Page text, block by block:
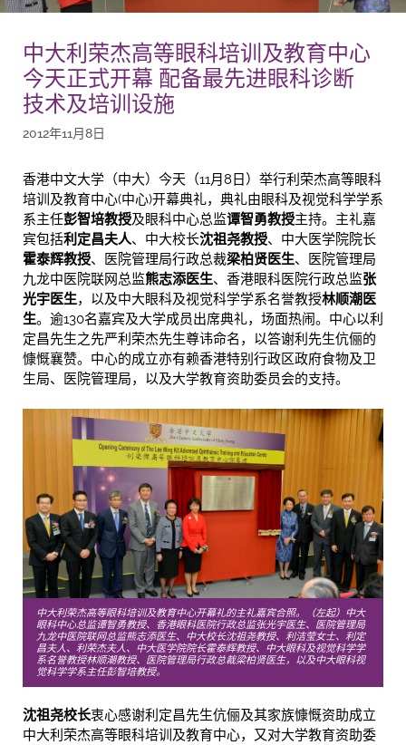
中大利荣杰高等眼科培训及教育中心
今天正式开幕 配备最先进眼科诊断
技术及培训设施
2012年11月8日
香港中文大学（中大）今天（11月8日）举行利荣杰高等眼科
培训及教育中心(中心)开幕典礼，典礼由眼科及视觉科学学系
系主任彭智培教授及眼科中心总监谭智勇教授主持。主礼嘉
宾包括利定昌夫人、中大校长沈祖尧教授、中大医学院院长
霍泰辉教授、医院管理局行政总裁梁柏贤医生、医院管理局
九龙中医院联网总监熊志添医生、香港眼科医院行政总监张
光宇医生，以及中大眼科及视觉科学学系名誉教授林顺潮医
生。逾130名嘉宾及大学成员出席典礼，场面热闹。中心以利
定昌先生之先严利荣杰先生尊讳命名，以答谢利先生伉俪的
慷慨襄赞。中心的成立亦有赖香港特别行政区政府食物及卫
生局、医院管理局，以及大学教育资助委员会的支持。
中大利荣杰高等眼科培训及教育中心开幕礼的主礼嘉宾合照。（左起）中大
眼科中心总监谭智勇教授、香港眼科医院行政总监张光宇医生、医院管理局
九龙中医院联网总监熊志添医生、中大校长沈祖尧教授、利洁莹女士、利定
昌夫人、利荣杰夫人、中大医学院院长霍泰辉教授、中大眼科及视觉科学学
系名誉教授林顺潮教授、医院管理局行政总裁梁柏贤医生，以及中大眼科视
觉科学学系主任彭智培教授。
沈祖尧校长衷心感谢利定昌先生伉俪及其家族慷慨资助成立
中大利荣杰高等眼科培训及教育中心，又对大学教育资助委